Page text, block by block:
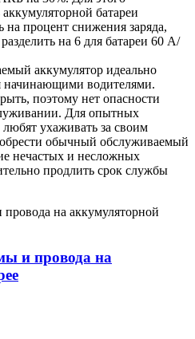
батареи
на процент снижения заряда,
на 6 для батареи 60 А/
аккумулятор идеально
начинающими водителями.
поэтому нет опасности
Для опытных
ухаживать за своим
обычный обслуживаемый
нечастых и несложных
продлить срок службы
и провода на